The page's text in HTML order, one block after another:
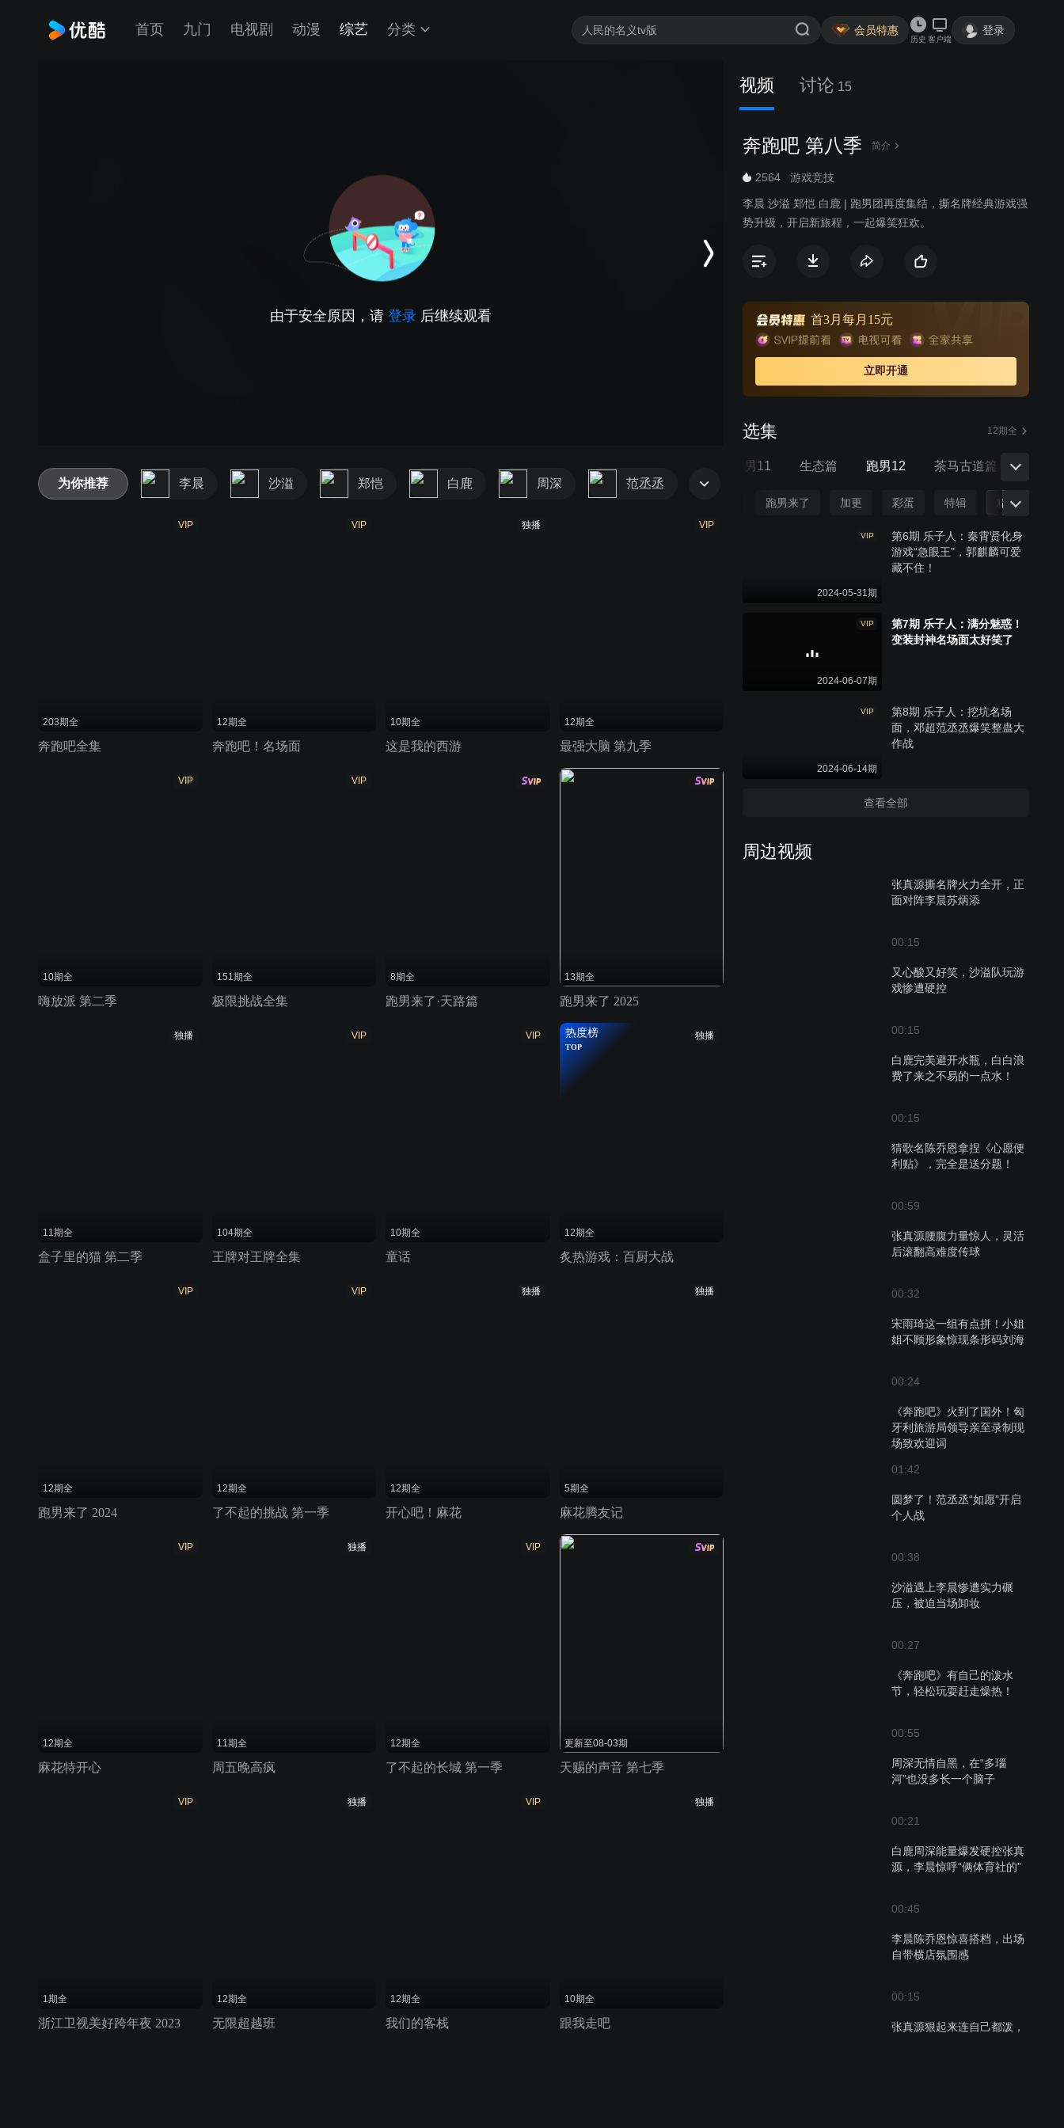
首页 九门 电视剧 动漫 综艺 分类 会员特惠
历史 客户端
登录
由于安全原因，请 登录 后继续观看
视频 讨论 15
奔跑吧 第八季 简介
2564 游戏竞技
李晨 沙溢 郑恺 白鹿 | 跑男团再度集结，撕名牌经典游戏强
势升级，开启新旅程，一起爆笑狂欢。
首3月每月15元
立即开通
选集 12期全
跑男4 跑男11 生态篇 跑男12 茶马古道篇
跑男来了 加更 彩蛋 特辑 精编
VIP
2024-05-31期
第6期 乐子人：秦霄贤化身
游戏“急眼王”，郭麒麟可爱
藏不住！
VIP
2024-06-07期
第7期 乐子人：满分魅惑！
变装封神名场面太好笑了
VIP
2024-06-14期
第8期 乐子人：挖坑名场
面，邓超范丞丞爆笑整蛊大
作战
查看全部
周边视频
张真源撕名牌火力全开，正
面对阵李晨苏炳添
00:15
又心酸又好笑，沙溢队玩游
戏惨遭硬控
00:15
白鹿完美避开水瓶，白白浪
费了来之不易的一点水！
00:15
猜歌名陈乔恩拿捏《心愿便
利贴》，完全是送分题！
00:59
张真源腰腹力量惊人，灵活
后滚翻高难度传球
00:32
宋雨琦这一组有点拼！小姐
姐不顾形象惊现条形码刘海
00:24
《奔跑吧》火到了国外！匈
牙利旅游局领导亲至录制现
场致欢迎词
01:42
圆梦了！范丞丞“如愿”开启
个人战
00:38
沙溢遇上李晨惨遭实力碾
压，被迫当场卸妆
00:27
《奔跑吧》有自己的泼水
节，轻松玩耍赶走燥热！
00:55
周深无情自黑，在“多瑙
河”也没多长一个脑子
00:21
白鹿周深能量爆发硬控张真
源，李晨惊呼“俩体育社的”
00:45
李晨陈乔恩惊喜搭档，出场
自带横店氛围感
00:15
张真源狠起来连自己都泼，
为你推荐 李晨 沙溢 郑恺 白鹿 周深 范丞丞
VIP
203期全
奔跑吧全集
VIP
12期全
奔跑吧！名场面
独播
10期全
这是我的西游
VIP
12期全
最强大脑 第九季
VIP
10期全
嗨放派 第二季
VIP
151期全
极限挑战全集
8期全
跑男来了·天路篇
13期全
跑男来了 2025
独播
11期全
盒子里的猫 第二季
VIP
104期全
王牌对王牌全集
VIP
10期全
童话
独播
热度榜
TOP
12期全
炙热游戏：百厨大战
VIP
12期全
跑男来了 2024
VIP
12期全
了不起的挑战 第一季
独播
12期全
开心吧！麻花
独播
5期全
麻花腾友记
VIP
12期全
麻花特开心
独播
11期全
周五晚高疯
VIP
12期全
了不起的长城 第一季
更新至08-03期
天赐的声音 第七季
VIP
1期全
浙江卫视美好跨年夜 2023
独播
12期全
无限超越班
VIP
12期全
我们的客栈
独播
10期全
跟我走吧